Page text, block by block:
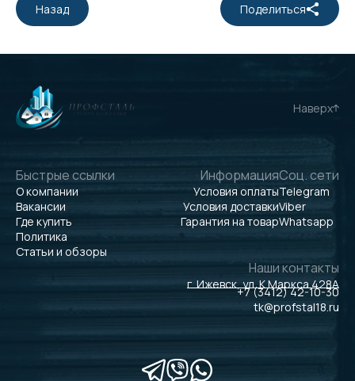
Назад Поделиться
Наверх
Быстрые ссылки
О компании
Вакансии
Где купить
Политика
Статьи и обзоры
Информация
Условия оплаты
Условия доставки
Гарантия на товар
Соц. сети
Telegram
Viber
Whatsapp
Наши контакты
г. Ижевск, ул. К.Маркса 428А
+7 (3412) 42-10-30
tk@profstal18.ru